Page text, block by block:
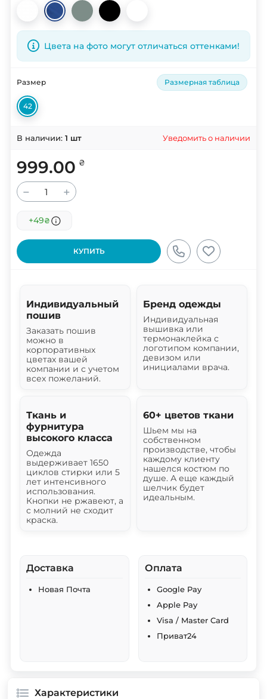
Цвета на фото могут отличаться оттенками!
Размер Размерная таблица
42
В наличии: 1 шт Уведомить о наличии
999.00 ₴
− +
+49₴
КУПИТЬ
Индивидуальный
пошив
Заказать пошив
можно в
корпоративных
цветах вашей
компании и с учетом
всех пожеланий.
Бренд одежды
Индивидуальная
вышивка или
термонаклейка с
логотипом компании,
девизом или
инициалами врача.
Ткань и
фурнитура
высокого класса
Одежда
выдерживает 1650
циклов стирки или 5
лет интенсивного
использования.
Кнопки не ржавеют, а
с молний не сходит
краска.
60+ цветов ткани
Шьем мы на
собственном
производстве, чтобы
каждому клиенту
нашелся костюм по
душе. А еще каждый
шелчик будет
идеальным.
Доставка
Новая Почта
Оплата
Google Pay
Apple Pay
Visa / Master Card
Приват24
Характеристики